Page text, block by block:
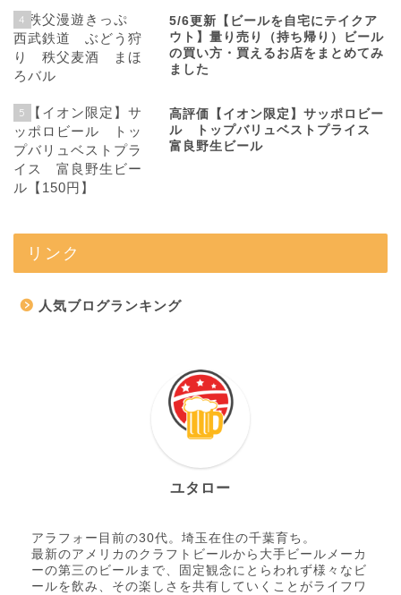
4
5/6更新【ビールを自宅にテイクア
ウト】量り売り（持ち帰り）ビール
の買い方・買えるお店をまとめてみ
ました
5
高評価【イオン限定】サッポロビー
ル トップバリュベストプライス
富良野生ビール
リンク
人気ブログランキング
ユタロー
アラフォー目前の30代。埼玉在住の千葉育ち。
最新のアメリカのクラフトビールから大手ビールメーカ
ーの第三のビールまで、固定観念にとらわれず様々なビ
ールを飲み、その楽しさを共有していくことがライフワ